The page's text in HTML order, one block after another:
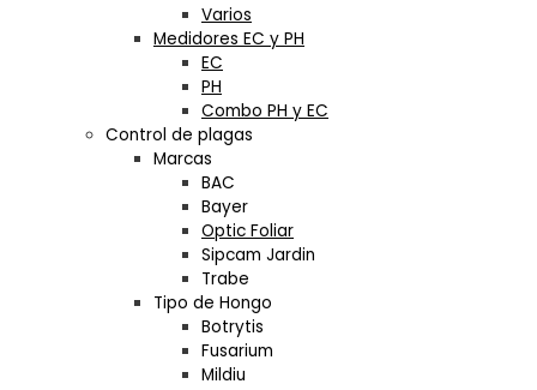
Varios
Medidores EC y PH
EC
PH
Combo PH y EC
Control de plagas
Marcas
BAC
Bayer
Optic Foliar
Sipcam Jardin
Trabe
Tipo de Hongo
Botrytis
Fusarium
Mildiu